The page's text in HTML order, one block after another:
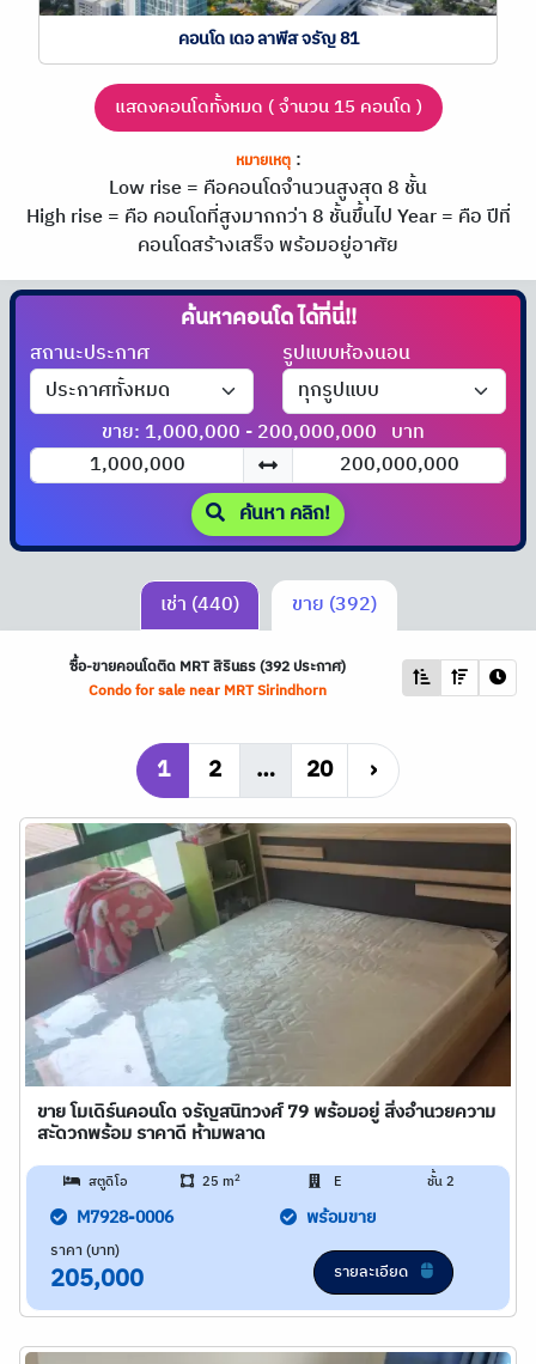
คอนโด เดอ ลาพีส จรัญ 81
แสดงคอนโดทั้งหมด ( จำนวน 15 คอนโด )
หมายเหตุ:
Low rise = คือคอนโดจำนวนสูงสุด 8 ชั้น
High rise = คือ คอนโดที่สูงมากกว่า 8 ชั้นขึ้นไปYear = คือ ปีที่
คอนโดสร้างเสร็จ พร้อมอยู่อาศัย
ค้นหาคอนโดได้ที่นี่!!
สถานะประกาศ รูปแบบห้องนอน
ขาย: 1,000,000 - 200,000,000 บาท
ค้นหา คลิก!
เช่า (440) ขาย (392)
ซื้อ-ขายคอนโดติด MRTสิรินธร (392 ประกาศ)
Condo for sale near MRTSirindhorn
1 2 … 20 ›
ขาย โมเดิร์นคอนโด จรัญสนิทวงศ์ 79 พร้อมอยู่ สิ่งอำนวยความ
สะัดวกพร้อม ราคาดี ห้ามพลาด
สตูดิโอ 25 m2 E ชั้น 2
M7928-0006 พร้อมขาย
ราคา (บาท)
205,000 รายละเอียด